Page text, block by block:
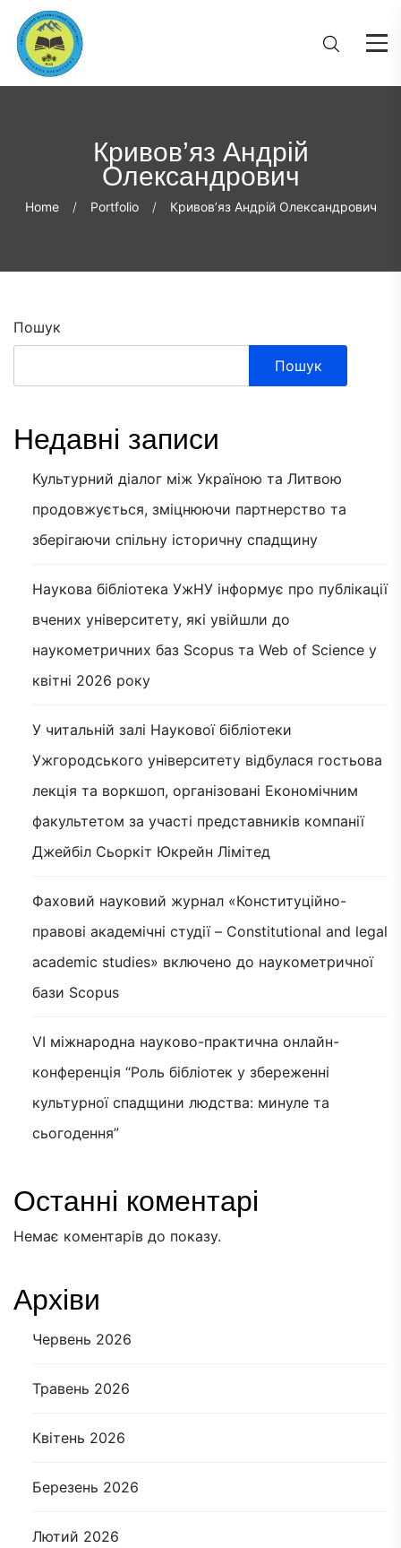
Кривов’яз Андрій
Олександрович
Home Portfolio Кривов’яз Андрій Олександрович
Пошук
Пошук
Недавні записи
Культурний діалог між Україною та Литвою
продовжується, зміцнюючи партнерство та
зберігаючи спільну історичну спадщину
Наукова бібліотека УжНУ інформує про публікації
вчених університету, які увійшли до
наукометричних баз Scopus та Web of Science у
квітні 2026 року
У читальній залі Наукової бібліотеки
Ужгородського університету відбулася гостьова
лекція та воркшоп, організовані Економічним
факультетом за участі представників компанії
Джейбіл Сьоркіт Юкрейн Лімітед
Фаховий науковий журнал «Конституційно-
правові академічні студії – Constitutional and legal
academic studies» включено до наукометричної
бази Scopus
VI міжнародна науково-практична онлайн-
конференція “Роль бібліотек у збереженні
культурної спадщини людства: минуле та
сьогодення”
Останні коментарі
Немає коментарів до показу.
Архіви
Червень 2026
Травень 2026
Квітень 2026
Березень 2026
Лютий 2026